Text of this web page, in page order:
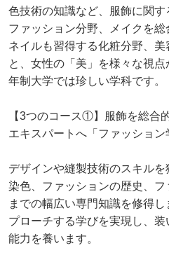
⾊技術の知識など、服飾に関
ファッション分野、メイクを総
ネイルも習得する化粧分野、
と、⼥性の「美」を様々な視
年制⼤学では珍しい学科です。
【3つのコース①】服飾を総合
エキスパートへ「ファッション
デザインや縫製技術のスキル
染色、ファッションの歴史、
までの幅広い専門知識を修得
プローチする学びを実現し、
能力を養います。